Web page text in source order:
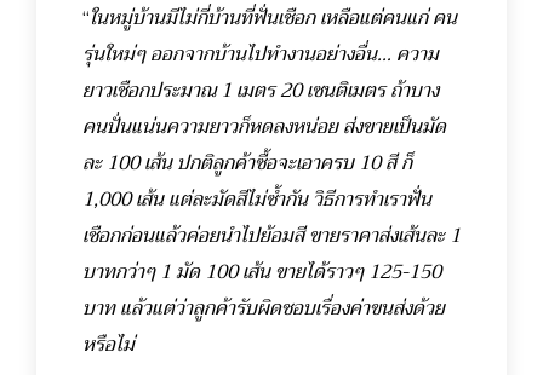
“ในหมู่บ้านมีไม่กี่บ้านที่ฟั่นเชือก เหลือแต่คนแก่ คน
รุ่นใหม่ๆ ออกจากบ้านไปทำงานอย่างอื่น… ความ
ยาวเชือกประมาณ 1 เมตร 20 เซนติเมตร ถ้าบาง
คนปั่นแน่นความยาวก็หดลงหน่อย ส่งขายเป็นมัด
ละ 100 เส้น ปกติลูกค้าซื้อจะเอาครบ 10 สี ก็
1,000 เส้น แต่ละมัดสีไม่ซ้ำกัน วิธีการทำเราฟั่น
เชือกก่อนแล้วค่อยนำไปย้อมสี ขายราคาส่งเส้นละ 1
บาทกว่าๆ 1 มัด 100 เส้น ขายได้ราวๆ 125-150
บาท แล้วแต่ว่าลูกค้ารับผิดชอบเรื่องค่าขนส่งด้วย
หรือไม่